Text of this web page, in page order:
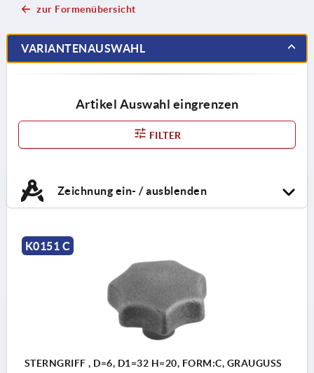
zur Formenübersicht
VARIANTENAUSWAHL
Artikel Auswahl eingrenzen
FILTER
Zeichnung ein- / ausblenden
K0151 C
STERNGRIFF , D=6, D1=32 H=20, FORM:C, GRAUGUSS